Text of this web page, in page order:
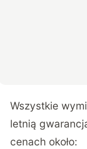
Wszystkie
letnią
cenach około: